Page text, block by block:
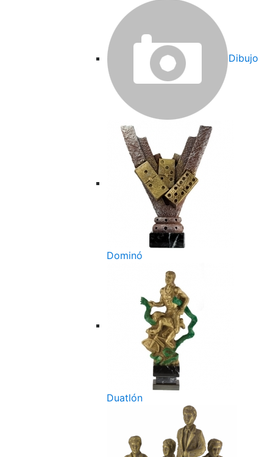
Dibujo
Dominó
Duatlón